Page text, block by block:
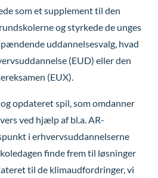
som et supplement til den
og styrkede de unges
uddannelsesvalg, hvad
(EUD) eller den
(EUX).
opdateret spil, som omdanner
ved hjælp af bl.a. AR-
i erhvervsuddannelserne
finde frem til løsninger
til de klimaudfordringer, vi